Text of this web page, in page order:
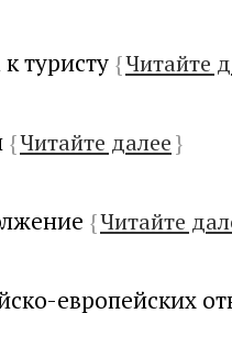
туристу {Читайте
{Читайте далее}
{Читайте
европейских